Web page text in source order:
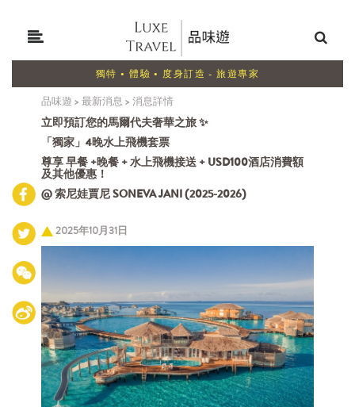
獨特 • 體驗 • 度身訂造 - 旅遊專家
品味遊 >最新消息 >消息詳情
立即預訂您的馬爾代夫奢華之旅 ✨
「獨家」4晚水上飛機套票
尊享 早餐 +晚餐 + 水上飛機接送 + USD100酒店消費額
及其他優惠！
@ 索尼娃賈尼 SONEVA JANI (2025-2026)
2025年10月31日